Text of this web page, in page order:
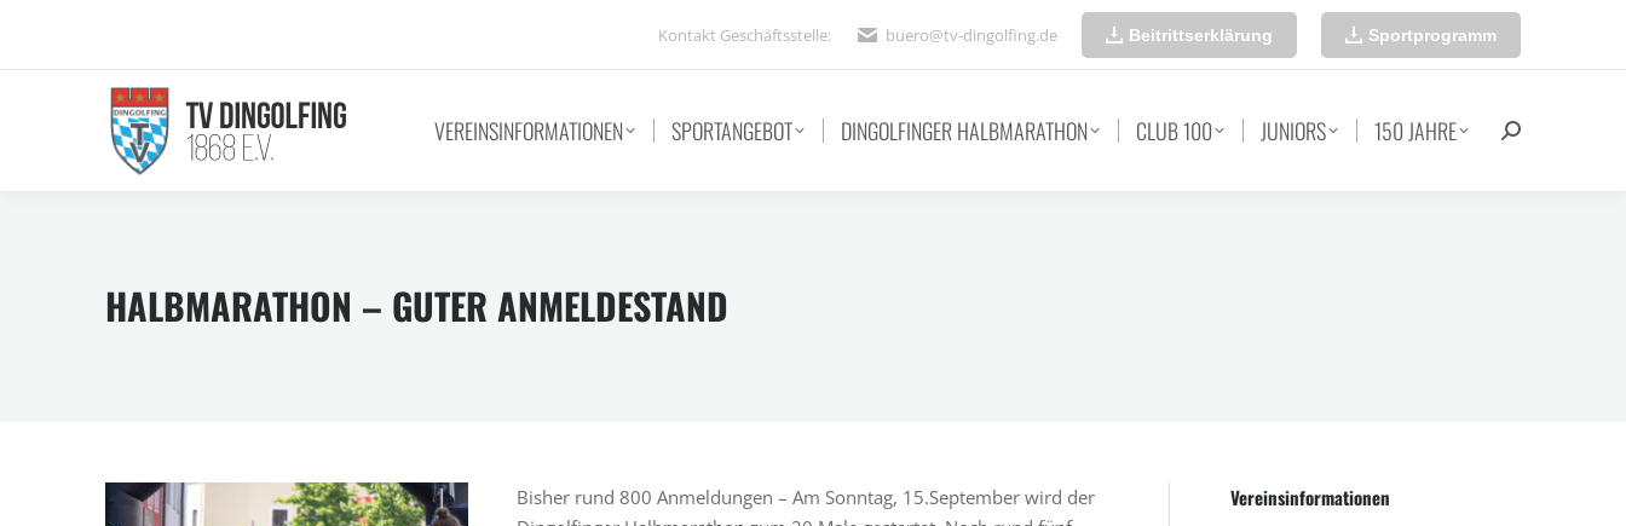
Kontakt Geschäftsstelle: buero@tv-dingolfing.de Beitrittserklärung Sportprogramm
VEREINSINFORMATIONEN SPORTANGEBOT DINGOLFINGER HALBMARATHON CLUB 100 JUNIORS 150 JAHRE Search:
HALBMARATHON – GUTER ANMELDESTAND
Bisher rund 800 Anmeldungen – Am Sonntag, 15.September wird der
Vereinsinformationen